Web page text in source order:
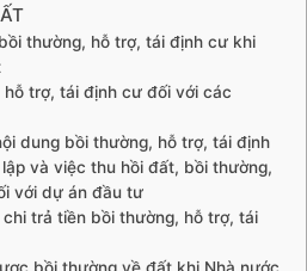
thường, hỗ trợ, tái định cư khi
trợ, tái định cư đối với các
dung bồi thường, hỗ trợ, tái định
và việc thu hồi đất, bồi thường,
với dự án đầu tư
trả tiền bồi thường, hỗ trợ, tái